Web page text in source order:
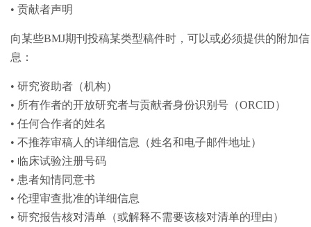
• 贡献者声明
向某些BMJ期刊投稿某类型稿件时，可以或必须提供的附加信
息：
• 研究资助者（机构）
• 所有作者的开放研究者与贡献者身份识别号（ORCID）
• 任何合作者的姓名
• 不推荐审稿人的详细信息（姓名和电子邮件地址）
• 临床试验注册号码
• 患者知情同意书
• 伦理审查批准的详细信息
• 研究报告核对清单（或解释不需要该核对清单的理由）